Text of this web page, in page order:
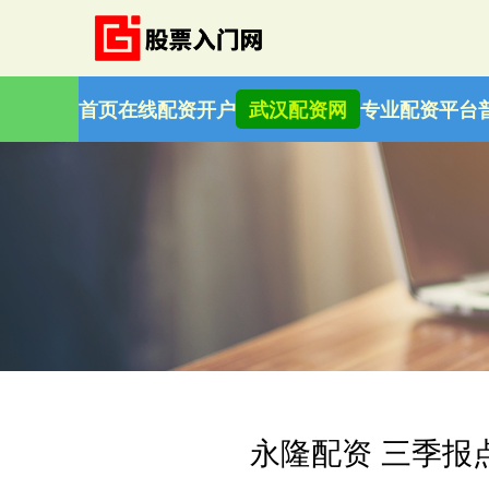
首页在线配资开户 武汉配资网 专业配资平台
永隆配资 三季报